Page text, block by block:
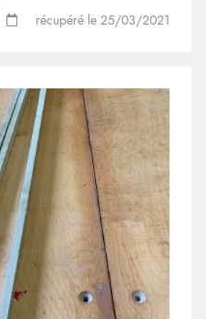
récupéré le 25/03/2021